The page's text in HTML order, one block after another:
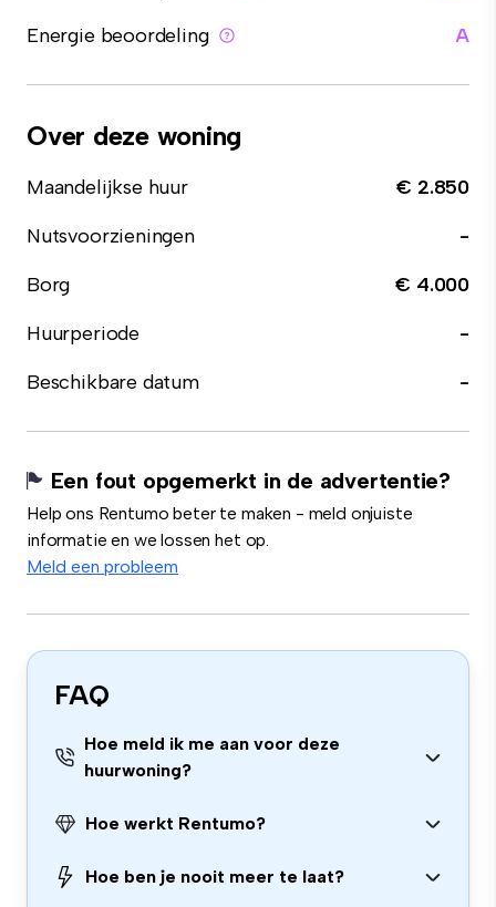
Energie beoordeling
A
Over deze woning
Maandelijkse huur
€ 2.850
Nutsvoorzieningen
-
Borg
€ 4.000
Huurperiode
-
Beschikbare datum
-
Een fout opgemerkt in de advertentie?
Help ons Rentumo beter te maken - meld onjuiste
informatie en we lossen het op.
Meld een probleem
FAQ
Hoe meld ik me aan voor deze
huurwoning?
Hoe werkt Rentumo?
Hoe ben je nooit meer te laat?